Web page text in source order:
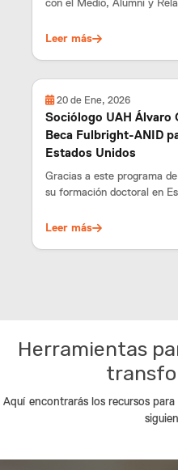
con el Medio, Alumni y
Facultad de Ingeniería.
Leer más
20 de Ene, 2026
Sociólogo UAH Álvaro
Beca Fulbright-ANID
Estados Unidos
Gracias a este programa
su formación doctoral en
Leer más
Herramientas
Aquí encontrarás los recursos